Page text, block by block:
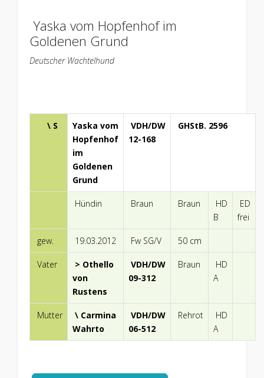
Yaska vom Hopfenhof im
Goldenen Grund
Deutscher Wachtelhund
\ S
Yaska vom
Hopfenhof
im
Goldenen
Grund
VDH/DW
12-168
GHStB. 2596
Hündin Braun Braun
HD
B
ED
frei
gew. 19.03.2012 Fw SG/V 50 cm
Vater
> Othello
von
Rustens
VDH/DW
09-312
Braun
HD
A
Mutter
\ Carmina
Wahrto
VDH/DW
06-512
Rehrot
HD
A